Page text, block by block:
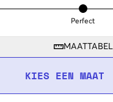
Perfect
MAATTABEL
KIES EEN MAAT